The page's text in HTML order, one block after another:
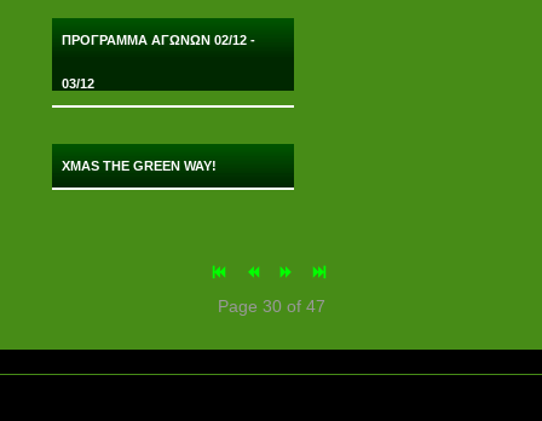
ΠΡΟΓΡΑΜΜΑ ΑΓΩΝΩΝ 02/12 -
03/12
XMAS THE GREEN WAY!
Page 30 of 47